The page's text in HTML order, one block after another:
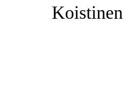
Koistinen